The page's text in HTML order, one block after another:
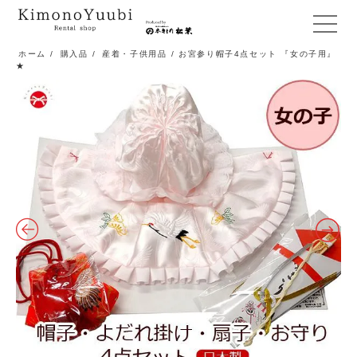
メ
ニ
ー
開
閉
ホーム / 購入品 / 産着・子供用品
/ お宮参り帽子4点セット 『女の子用』
★